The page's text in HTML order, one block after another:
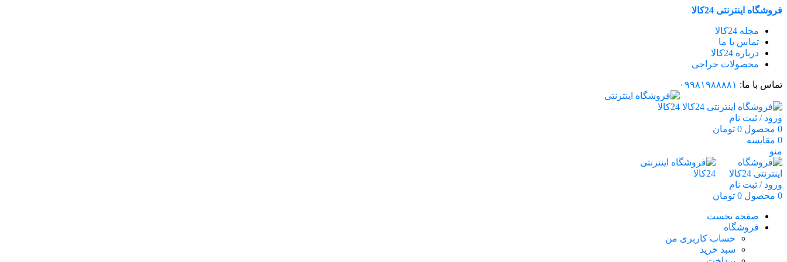
فروشگاه اینترنتی 24کالا
مجله 24کالا
تماس با ما
درباره 24کالا
محصولات حراجی
تماس با ما: ۰۹۹۸۱۹۸۸۸۸۱
ورود / ثبت نام
0 محصول 0 تومان
0 مقایسه
منو
ورود / ثبت نام
0 محصول 0 تومان
صفحه نخست
فروشگاه
حساب کاربری من
سبد خرید